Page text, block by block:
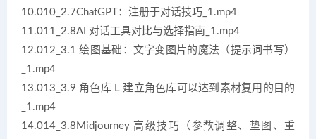
10.010_2.7ChatGPT：注册于对话技巧_1.mp4
11.011_2.8AI 对话工具对比与选择指南_1.mp4
12.012_3.1 绘图基础：文字变图片的魔法（提示词书写）
_1.mp4
13.013_3.9 角色库 L 建立角色库可以达到素材复用的目的
_1.mp4
14.014_3.8Midjourney 高级技巧（参数调整、垫图、重